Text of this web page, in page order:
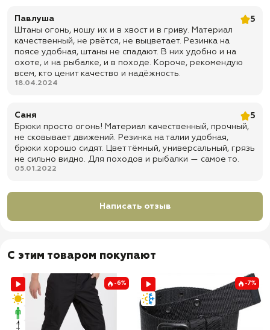
✅ Отправка: быстрая
Павлуша
5
Штаны огонь, ношу их и в хвост и в гриву. Материал
качественный, не рвётся, не выцветает. Резинка на
поясе удобная, штаны не спадают. В них удобно и на
охоте, и на рыбалке, и в походе. Короче, рекомендую
всем, кто ценит качество и надёжность.
18.04.2024
Саня
5
Брюки просто огонь! Материал качественный, прочный,
не сковывает движений. Резинка на талии удобная,
брюки хорошо сидят. Цвет тёмный, универсальный, грязь
не сильно видно. Для походов и рыбалки — самое то.
05.01.2022
Написать отзыв
С этим товаром покупают
-6% -7%